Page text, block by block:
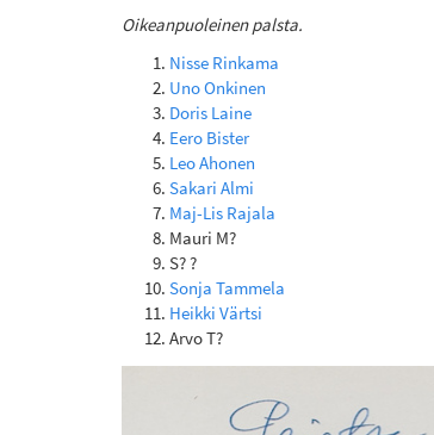
Oikeanpuoleinen palsta.
Nisse Rinkama
Uno Onkinen
Doris Laine
Eero Bister
Leo Ahonen
Sakari Almi
Maj-Lis Rajala
Mauri M?
S? ?
Sonja Tammela
Heikki Värtsi
Arvo T?